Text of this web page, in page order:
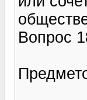
Вопрос